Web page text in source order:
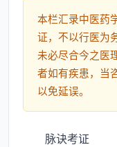
本栏汇录中医药
证，不以行医为
未必尽合今之医
者如有疾患，当
以免延误。
脉诀考证